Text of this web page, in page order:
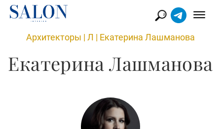
Архитекторы | Л | Екатерина Лашманова
Екатерина Лашманова